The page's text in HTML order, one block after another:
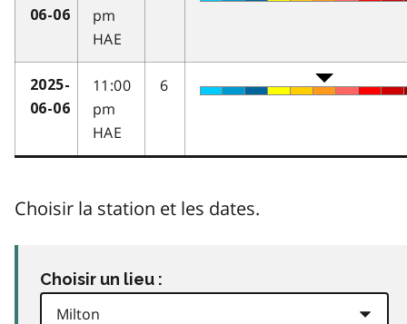
06-06
pm
HAE
2025-
06-06
11:00
pm
HAE
6
Choisir la station et les dates.
Choisir un lieu :